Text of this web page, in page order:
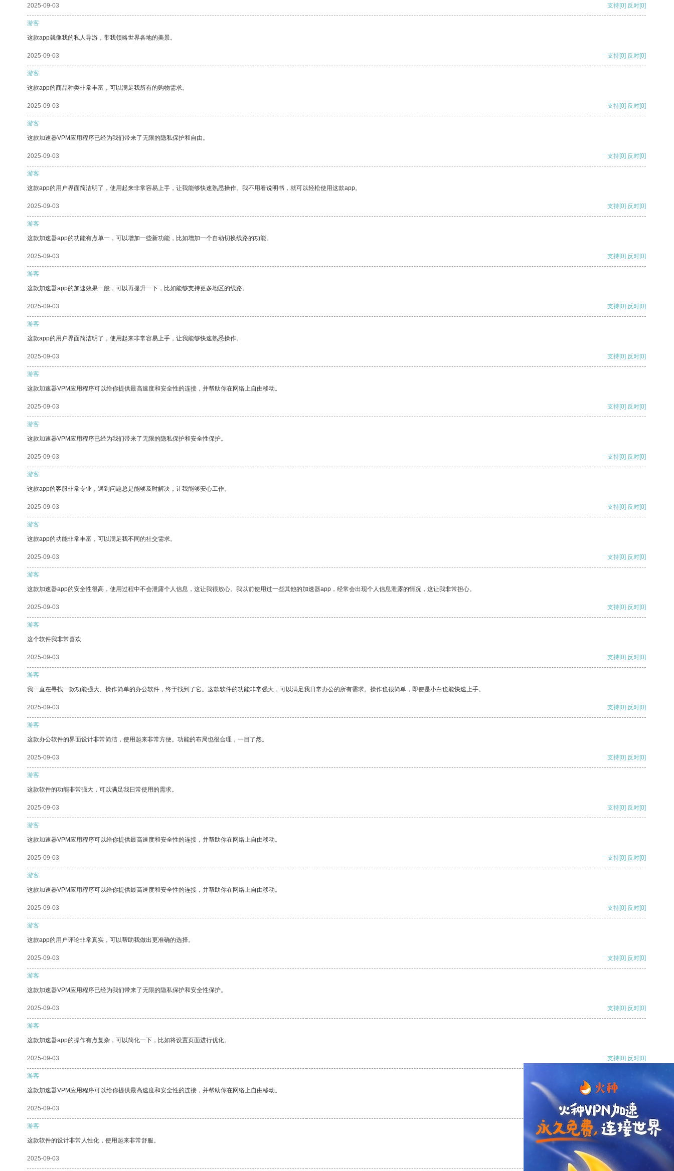
2025-09-03 支持[0] 反对[0]
游客
这款app就像我的私人导游，带我领略世界各地的美景。
2025-09-03 支持[0] 反对[0]
游客
这款app的商品种类非常丰富，可以满足我所有的购物需求。
2025-09-03 支持[0] 反对[0]
游客
这款加速器VPM应用程序已经为我们带来了无限的隐私保护和自由。
2025-09-03 支持[0] 反对[0]
游客
这款app的用户界面简洁明了，使用起来非常容易上手，让我能够快速熟悉操作。我不用看说明书，就可以轻松使用这款app。
2025-09-03 支持[0] 反对[0]
游客
这款加速器app的功能有点单一，可以增加一些新功能，比如增加一个自动切换线路的功能。
2025-09-03 支持[0] 反对[0]
游客
这款加速器app的加速效果一般，可以再提升一下，比如能够支持更多地区的线路。
2025-09-03 支持[0] 反对[0]
游客
这款app的用户界面简洁明了，使用起来非常容易上手，让我能够快速熟悉操作。
2025-09-03 支持[0] 反对[0]
游客
这款加速器VPM应用程序可以给你提供最高速度和安全性的连接，并帮助你在网络上自由移动。
2025-09-03 支持[0] 反对[0]
游客
这款加速器VPM应用程序已经为我们带来了无限的隐私保护和安全性保护。
2025-09-03 支持[0] 反对[0]
游客
这款app的客服非常专业，遇到问题总是能够及时解决，让我能够安心工作。
2025-09-03 支持[0] 反对[0]
游客
这款app的功能非常丰富，可以满足我不同的社交需求。
2025-09-03 支持[0] 反对[0]
游客
这款加速器app的安全性很高，使用过程中不会泄露个人信息，这让我很放心。我以前使用过一些其他的加速器app，经常会出现个人信息泄露的情况，这让我非常担心。
2025-09-03 支持[0] 反对[0]
游客
这个软件我非常喜欢
2025-09-03 支持[0] 反对[0]
游客
我一直在寻找一款功能强大、操作简单的办公软件，终于找到了它。这款软件的功能非常强大，可以满足我日常办公的所有需求。操作也很简单，即使是小白也能快速上手。
2025-09-03 支持[0] 反对[0]
游客
这款办公软件的界面设计非常简洁，使用起来非常方便。功能的布局也很合理，一目了然。
2025-09-03 支持[0] 反对[0]
游客
这款软件的功能非常强大，可以满足我日常使用的需求。
2025-09-03 支持[0] 反对[0]
游客
这款加速器VPM应用程序可以给你提供最高速度和安全性的连接，并帮助你在网络上自由移动。
2025-09-03 支持[0] 反对[0]
游客
这款加速器VPM应用程序可以给你提供最高速度和安全性的连接，并帮助你在网络上自由移动。
2025-09-03 支持[0] 反对[0]
游客
这款app的用户评论非常真实，可以帮助我做出更准确的选择。
2025-09-03 支持[0] 反对[0]
游客
这款加速器VPM应用程序已经为我们带来了无限的隐私保护和安全性保护。
2025-09-03 支持[0] 反对[0]
游客
这款加速器app的操作有点复杂，可以简化一下，比如将设置页面进行优化。
2025-09-03 支持[0] 反对[0]
游客
这款加速器VPM应用程序可以给你提供最高速度和安全性的连接，并帮助你在网络上自由移动。
2025-09-03 支持[0] 反对
游客
这款软件的设计非常人性化，使用起来非常舒服。
2025-09-03 支持